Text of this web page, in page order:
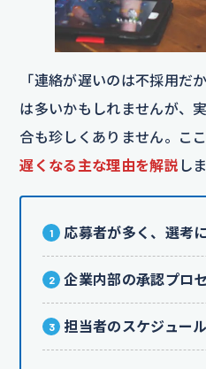
「連絡が遅いのは不採用だ
は多いかもしれませんが、
合も珍しくありません。ここ
遅くなる主な理由を解説 し
応募者が多く、選考
企業内部の承認プロ
担当者のスケジュー